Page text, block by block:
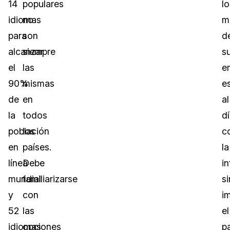
14
idiomas
para
alcanzar
el
90%
de
la
población
en
línea
mundial
y
52
idiomas
populares
no
son
siempre
las
mismas
en
todos
los
países.
Debe
familiarizarse
con
las
opciones
al
la
el